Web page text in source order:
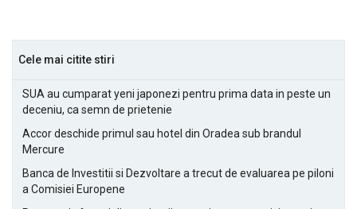
Cele mai citite stiri
SUA au cumparat yeni japonezi pentru prima data in peste un
deceniu, ca semn de prietenie
Accor deschide primul sau hotel din Oradea sub brandul
Mercure
Banca de Investitii si Dezvoltare a trecut de evaluarea pe piloni
a Comisiei Europene